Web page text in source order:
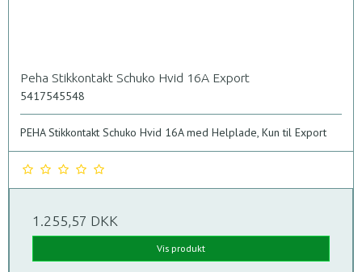
Peha Stikkontakt Schuko Hvid 16A Export
5417545548
PEHA Stikkontakt Schuko Hvid 16A med Helplade, Kun til Export
1.255,57 DKK
Vis produkt